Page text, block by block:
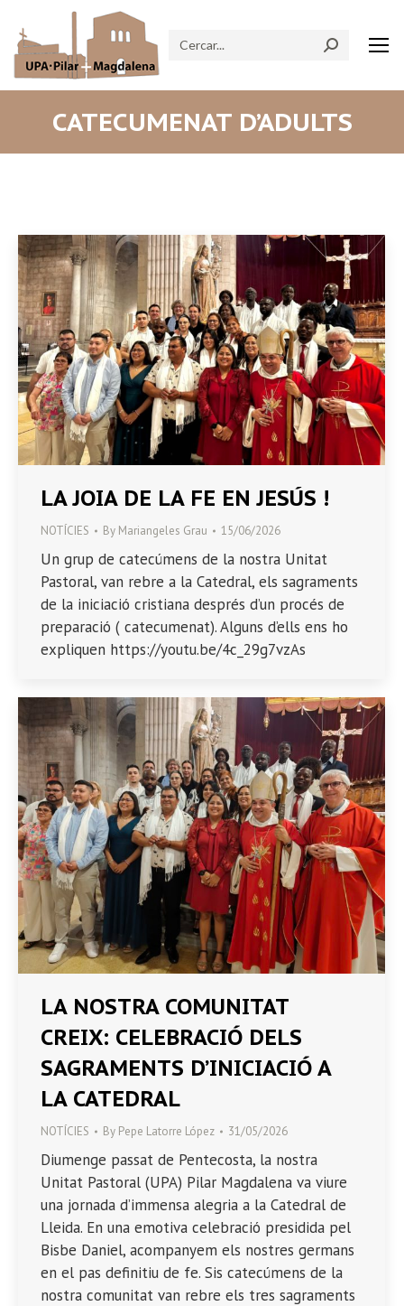
Search:
CATECUMENAT D’ADULTS
LA JOIA DE LA FE EN JESÚS !
NOTÍCIES By Mariangeles Grau 15/06/2026
Un grup de catecúmens de la nostra Unitat
Pastoral, van rebre a la Catedral, els sagraments
de la iniciació cristiana després d’un procés de
preparació ( catecumenat). Alguns d’ells ens ho
expliquen https://youtu.be/4c_29g7vzAs
LA NOSTRA COMUNITAT
CREIX: CELEBRACIÓ DELS
SAGRAMENTS D’INICIACIÓ A
LA CATEDRAL
NOTÍCIES By Pepe Latorre López 31/05/2026
Diumenge passat de Pentecosta, la nostra
Unitat Pastoral (UPA) Pilar Magdalena va viure
una jornada d’immensa alegria a la Catedral de
Lleida. En una emotiva celebració presidida pel
Bisbe Daniel, acompanyem els nostres germans
en el pas definitiu de fe. Sis catecúmens de la
nostra comunitat van rebre els tres sagraments